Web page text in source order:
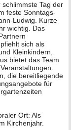
Tag der
feste Sonntags-
Ludwig. Kurze
wichtig. Das
sich als
Kleinkindern,
bietet das Team
die bereitliegende
für
Ort: Als
Kirchenjahr.